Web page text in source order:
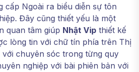
cấp Ngoài ra biểu diễn sự tôn
Đây cũng thiết yếu là một
quan tâm giúp Nhật Vip thiết kế
lòng tin với chữ tín phía trên Thị
chuyên sóc trong từng quy
nghiệp với bài phiên bản với